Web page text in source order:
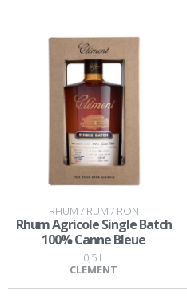
RHUM / RUM / RON
Rhum Agricole Single Batch
100% Canne Bleue
0,5 L
CLEMENT